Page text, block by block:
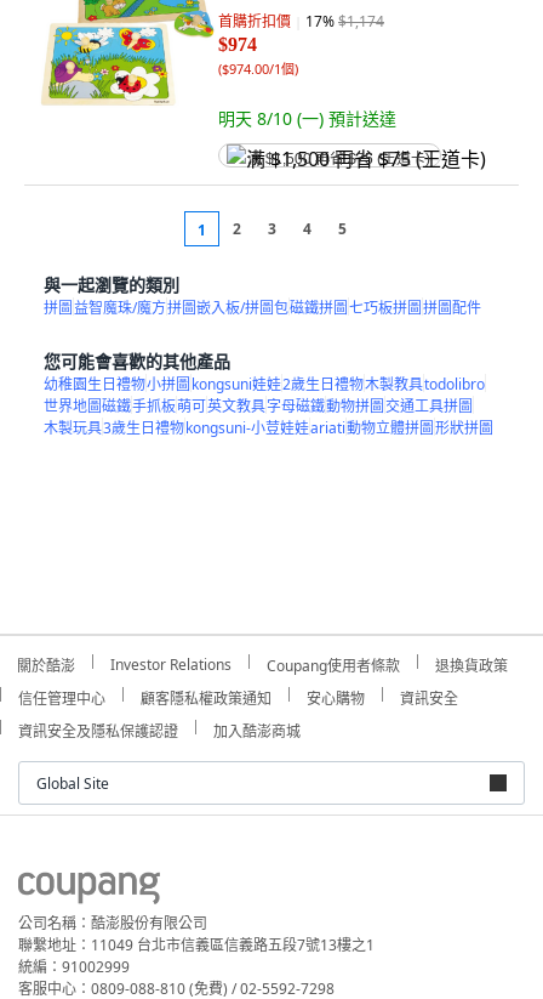
首購折扣價 17%$1,174
$974
($974.00/1個)
明天 8/10 (一) 預計送達
满 $1,500 再省 $75 (王道卡)
1 2 3 4 5
與一起瀏覽的類別
拼圖益智魔珠/魔方拼圖嵌入板/拼圖包磁鐵拼圖七巧板拼圖拼圖配件
您可能會喜歡的其他產品
幼稚園生日禮物小拼圖 kongsuni娃娃2歲生日禮物木製教具todolibro
世界地圖磁鐵手抓板萌可英文教具字母磁鐵動物拼圖交通工具拼圖
木製玩具3歲生日禮物kongsuni-小荳娃娃ariati動物立體拼圖形狀拼圖
關於酷澎 Investor Relations Coupang使用者條款
退換貨政策
信任管理中心
顧客隱私權政策通知 安心購物
資訊安全
資訊安全及隱私保護認證
加入酷澎商城
Global Site
公司名稱：酷澎股份有限公司
聯繫地址：11049 台北市信義區信義路五段7號13樓之1
統編：91002999
客服中心：0809-088-810 (免費) / 02-5592-7298